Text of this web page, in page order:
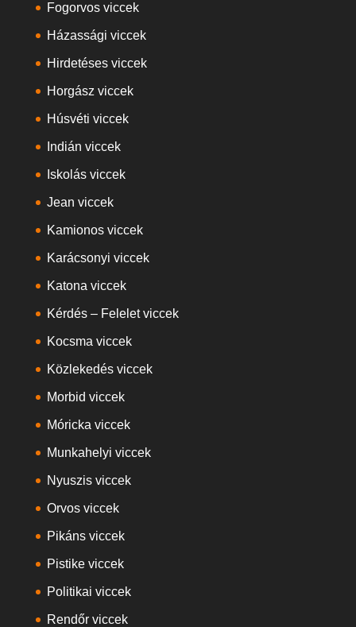
Fogorvos viccek
Házassági viccek
Hirdetéses viccek
Horgász viccek
Húsvéti viccek
Indián viccek
Iskolás viccek
Jean viccek
Kamionos viccek
Karácsonyi viccek
Katona viccek
Kérdés – Felelet viccek
Kocsma viccek
Közlekedés viccek
Morbid viccek
Móricka viccek
Munkahelyi viccek
Nyuszis viccek
Orvos viccek
Pikáns viccek
Pistike viccek
Politikai viccek
Rendőr viccek